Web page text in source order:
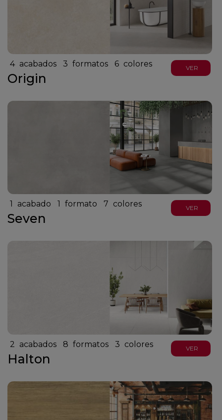
4 acabados 3 formatos 6 colores
Origin
VER
1 acabado 1 formato 7 colores
Seven
VER
2 acabados 8 formatos 3 colores
Halton
VER